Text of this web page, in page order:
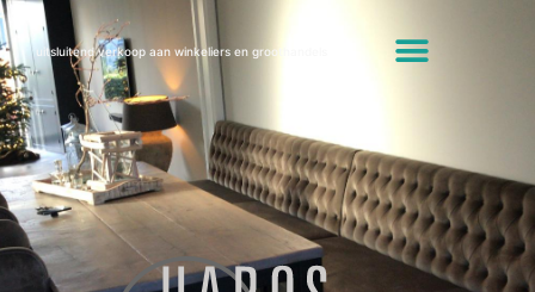
uitsluitend verkoop aan winkeliers en groothandels